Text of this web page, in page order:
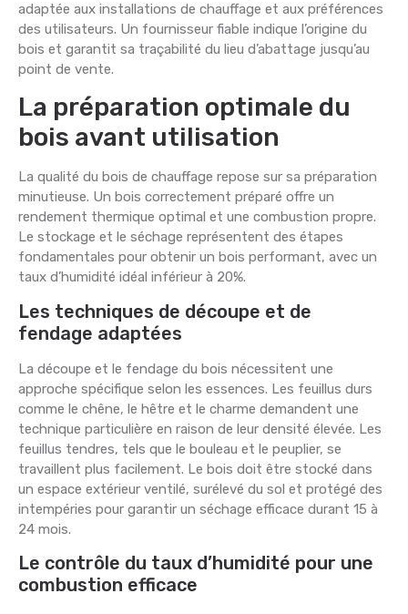
adaptée aux installations de chauffage et aux préférences
des utilisateurs. Un fournisseur fiable indique l’origine du
bois et garantit sa traçabilité du lieu d’abattage jusqu’au
point de vente.
La préparation optimale du
bois avant utilisation
La qualité du bois de chauffage repose sur sa préparation
minutieuse. Un bois correctement préparé offre un
rendement thermique optimal et une combustion propre.
Le stockage et le séchage représentent des étapes
fondamentales pour obtenir un bois performant, avec un
taux d’humidité idéal inférieur à 20%.
Les techniques de découpe et de
fendage adaptées
La découpe et le fendage du bois nécessitent une
approche spécifique selon les essences. Les feuillus durs
comme le chêne, le hêtre et le charme demandent une
technique particulière en raison de leur densité élevée. Les
feuillus tendres, tels que le bouleau et le peuplier, se
travaillent plus facilement. Le bois doit être stocké dans
un espace extérieur ventilé, surélevé du sol et protégé des
intempéries pour garantir un séchage efficace durant 15 à
24 mois.
Le contrôle du taux d’humidité pour une
combustion efficace